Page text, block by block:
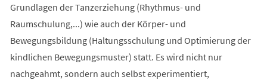
Grundlagen der Tanzerziehung (Rhythmus- und
Raumschulung,...) wie auch der Körper- und
Bewegungsbildung (Haltungsschulung und Optimierung der
kindlichen Bewegungsmuster) statt. Es wird nicht nur
nachgeahmt, sondern auch selbst experimentiert,